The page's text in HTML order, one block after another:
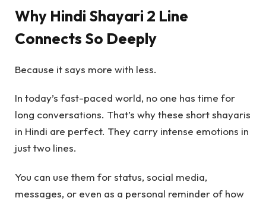
Why Hindi Shayari 2 Line
Connects So Deeply
Because it says more with less.
In today’s fast-paced world, no one has time for
long conversations. That’s why these short shayaris
in Hindi are perfect. They carry intense emotions in
just two lines.
You can use them for status, social media,
messages, or even as a personal reminder of how